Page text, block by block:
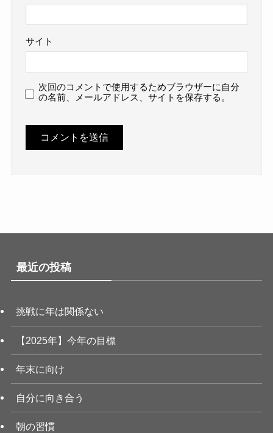
サイト
次回のコメントで使用するためブラウザーに自分
の名前、メールアドレス、サイトを保存する。
最近の投稿
挑戦に年は関係ない
【2025年】今年の目標
年末に向け
自分に向き合う
朝の習慣